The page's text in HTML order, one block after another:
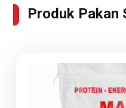
Produk Pakan